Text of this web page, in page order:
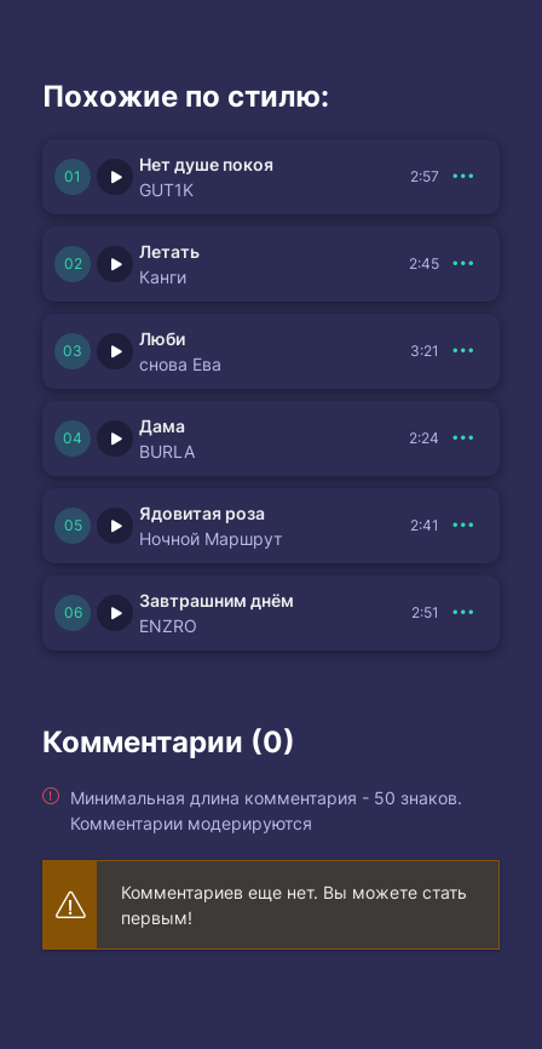
Похожие по стилю:
Нет душе покоя
GUT1K
2:57
Летать
Канги
2:45
Люби
снова Ева
3:21
Дама
BURLA
2:24
Ядовитая роза
Ночной Маршрут
2:41
Завтрашним днём
ENZRO
2:51
Комментарии (0)
Минимальная длина комментария - 50 знаков.
Комментарии модерируются
Комментариев еще нет. Вы можете стать
первым!